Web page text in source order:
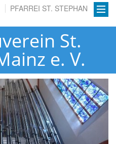
PFARREI ST. STEPHAN
St.
e. V.